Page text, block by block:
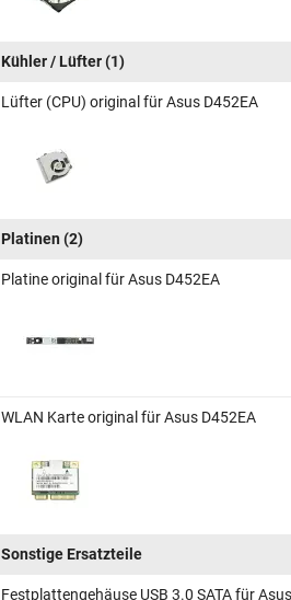
Kühler / Lüfter(1)
Lüfter (CPU) original für Asus D452EA
Platinen (2)
Platine original für Asus D452EA
WLAN Karte original für Asus D452EA
Sonstige Ersatzteile
Festplattengehäuse USB 3.0 SATA für